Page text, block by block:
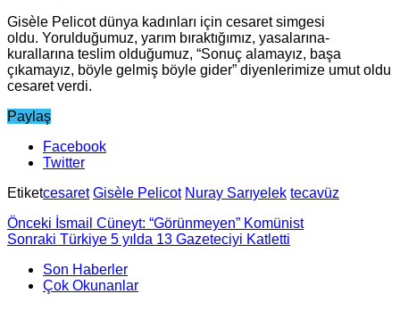
Gisèle Pelicot dünya kadınları için cesaret simgesi
oldu. Yorulduğumuz, yarım bıraktığımız, yasalarına-
kurallarına teslim olduğumuz, “Sonuç alamayız, başa
çıkamayız, böyle gelmiş böyle gider” diyenlerimize umut oldu
cesaret verdi.
Paylaş
Facebook
Twitter
Etiketcesaret Gisèle Pelicot Nuray Sarıyelek tecavüz
Önceki İsmail Cüneyt: “Görünmeyen” Komünist
Sonraki Türkiye 5 yılda 13 Gazeteciyi Katletti
Son Haberler
Çok Okunanlar